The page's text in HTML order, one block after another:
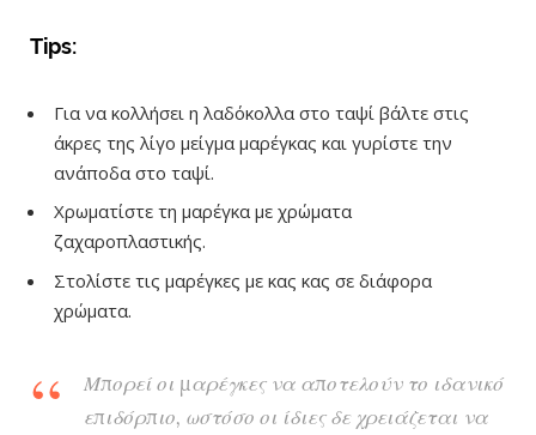
Tips:
Για να κολλήσει η λαδόκολλα στο ταψί βάλτε στις
άκρες της λίγο μείγμα μαρέγκας και γυρίστε την
ανάποδα στο ταψί.
Χρωματίστε τη μαρέγκα με χρώματα
ζαχαροπλαστικής.
Στολίστε τις μαρέγκες με κας κας σε διάφορα
χρώματα.
Μπορεί οι μαρέγκες να αποτελούν το ιδανικό
επιδόρπιο, ωστόσο οι ίδιες δε χρειάζεται να